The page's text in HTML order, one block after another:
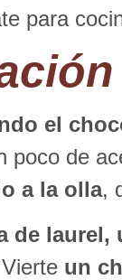
para
el
poco de
a la olla,
de laurel,
un